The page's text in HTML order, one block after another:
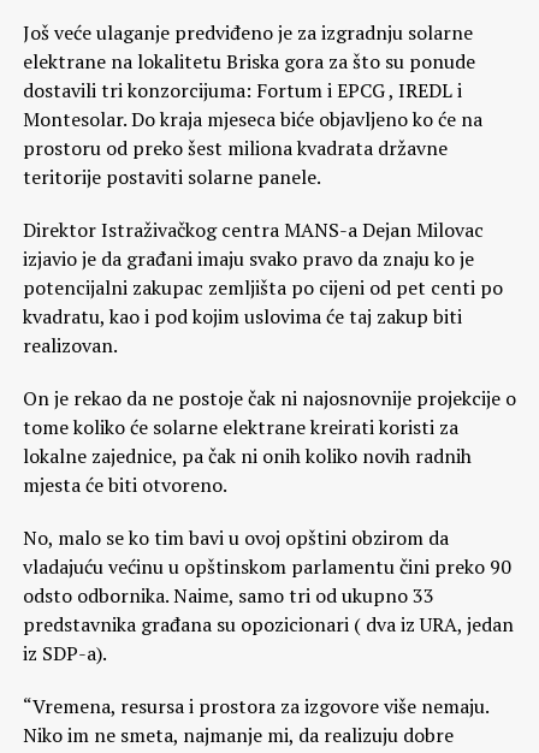
Još veće ulaganje predviđeno je za izgradnju solarne
elektrane na lokalitetu Briska gora za što su ponude
dostavili tri konzorcijuma: Fortum i EPCG , IREDL i
Montesolar. Do kraja mjeseca biće objavljeno ko će na
prostoru od preko šest miliona kvadrata državne
teritorije postaviti solarne panele.
Direktor Istraživačkog centra MANS-a Dejan Milovac
izjavio je da građani imaju svako pravo da znaju ko je
potencijalni zakupac zemljišta po cijeni od pet centi po
kvadratu, kao i pod kojim uslovima će taj zakup biti
realizovan.
On je rekao da ne postoje čak ni najosnovnije projekcije o
tome koliko će solarne elektrane kreirati koristi za
lokalne zajednice, pa čak ni onih koliko novih radnih
mjesta će biti otvoreno.
No, malo se ko tim bavi u ovoj opštini obzirom da
vladajuću većinu u opštinskom parlamentu čini preko 90
odsto odbornika. Naime, samo tri od ukupno 33
predstavnika građana su opozicionari ( dva iz URA, jedan
iz SDP-a).
“Vremena, resursa i prostora za izgovore više nemaju.
Niko im ne smeta, najmanje mi, da realizuju dobre